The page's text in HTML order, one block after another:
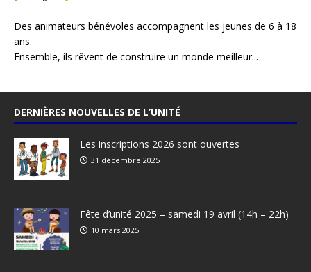
Des animateurs bénévoles accompagnent les jeunes de 6 à 18
ans.
Ensemble, ils rêvent de construire un monde meilleur...
DERNIÈRES NOUVELLES DE L’UNITÉ
Les inscriptions 2026 sont ouvertes
31 décembre 2025
Fête d’unité 2025 – samedi 19 avril (14h – 22h)
10 mars 2025